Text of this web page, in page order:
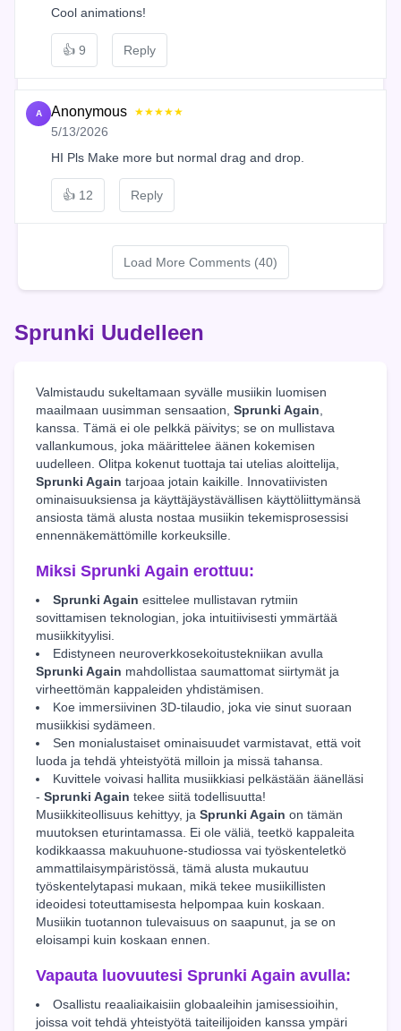
Cool animations!
👍 9 Reply
A Anonymous ★★★★★
5/13/2026
HI Pls Make more but normal drag and drop.
👍 12 Reply
Load More Comments (40)
Sprunki Uudelleen
Valmistaudu sukeltamaan syvälle musiikin luomisen
maailmaan uusimman sensaation, Sprunki Again
kanssa. Tämä ei ole pelkkä päivitys; se on mullistava
vallankumous, joka määrittelee äänen kokemisen
uudelleen. Olitpa kokenut tuottaja tai utelias aloittelija,
Sprunki Again tarjoaa jotain kaikille. Innovatiivisten
ominaisuuksiensa ja käyttäjäystävällisen käyttöliittymänsä
ansiosta tämä alusta nostaa musiikin tekemisprosessisi
ennennäkemättömille korkeuksille.
Miksi Sprunki Again erottuu:
Sprunki Again esittelee mullistavan rytmiin
sovittamisen teknologian, joka intuitiivisesti ymmärtää
musiikkityylisi.
Edistyneen neuroverkkosekoitustekniikan avulla
Sprunki Again mahdollistaa saumattomat siirtymät ja
virheettömän kappaleiden yhdistämisen.
Koe immersiivinen 3D-tilaudio, joka vie sinut suoraan
musiikkisi sydämeen.
Sen monialustaiset ominaisuudet varmistavat, että voit
luoda ja tehdä yhteistyötä milloin ja missä tahansa.
Kuvittele voivasi hallita musiikkiasi pelkästään äänelläsi
- Sprunki Again tekee siitä todellisuutta!
Musiikkiteollisuus kehittyy, ja Sprunki Again on tämän
muutoksen eturintamassa. Ei ole väliä, teetkö kappaleita
kodikkaassa makuuhuone-studiossa vai työskenteletkö
ammattilaisympäristössä, tämä alusta mukautuu
työskentelytapasi mukaan, mikä tekee musiikillisten
ideoidesi toteuttamisesta helpompaa kuin koskaan.
Musiikin tuotannon tulevaisuus on saapunut, ja se on
eloisampi kuin koskaan ennen.
Vapauta luovuutesi Sprunki Again avulla:
Osallistu reaaliaikaisiin globaaleihin jamisessioihin,
joissa voit tehdä yhteistyötä taiteilijoiden kanssa ympäri